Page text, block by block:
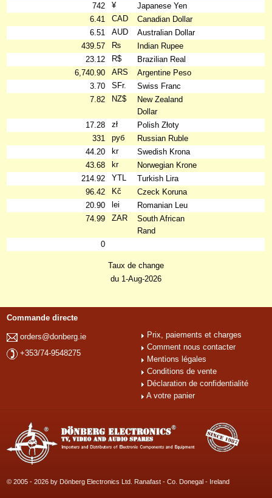
742
¥
Japanese Yen
6.41
CAD
Canadian Dollar
6.51
AUD
Australian Dollar
439.57
₨
Indian Rupee
23.12
R$
Brazilian Real
6,740.90
ARS
Argentine Peso
3.70
SFr.
Swiss Franc
7.82
NZ$
New Zealand
Dollar
17.28
zł
Polish Złoty
331
руб
Russian Ruble
44.20
kr
Swedish Krona
43.68
kr
Norwegian Krone
214.92
YTL
Turkish Lira
96.42
Kč
Czeck Koruna
20.90
lei
Romanian Leu
74.99
ZAR
South African
Rand
0
Taux de change
du 1-Aug-2026
Commande directe
orders@donberg.ie
+353/74-9548275
Prix, paiements et charges
Comment nous contacter
Mentions légales
Conditions de vente
Déclaration de confidentialité
A votre panier
© 2005 - 2026 by Dönberg Electronics Ltd. Ranafast - Co. Donegal - Ireland